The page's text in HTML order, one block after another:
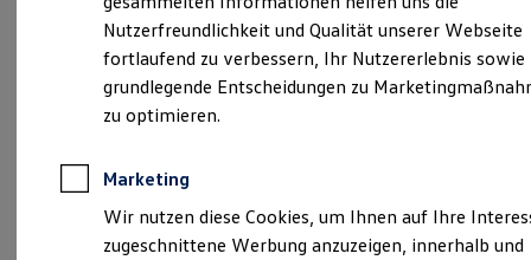
Für Gewerbekunden
Versicherungen & Garantien
Garantien
Kfz-Versicherung für Nutzfahrzeuge
Restschuldversicherung
Wartungsverträge
Besitzer & Service
Sommer-Special
Reparatur, Pflege & Inspektion
Servicetermin anfragen
Service-Vorteile bei Volkswagen Nutzfahrzeuge
Kufsteiner Straße 72, 83026 Rosenheim
info@volkswagen-rosenheim.de
Montag-Mittwoch 08:00- 17:30 Uhr
Donnerstag
08:00- 18:00 Uhr
Freitag
Nutzerfreundlichkeit und Qualität unserer Webseite
fortlaufend zu verbessern, Ihr Nutzererlebnis sowie
grundlegende Entscheidungen zu
zu optimieren.
Marketing
Wir nutzen diese Cookies, um Ihnen auf Ihre
zugeschnittene Werbung anzuzeigen, innerhalb und